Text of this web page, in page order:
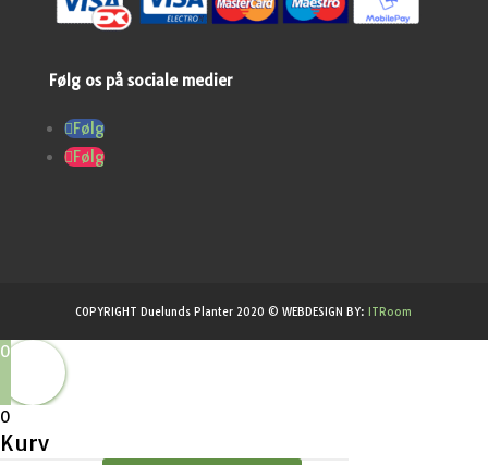
Følg os på sociale medier
Følg
Følg
COPYRIGHT Duelunds Planter 2020 © WEBDESIGN BY: ITRoom
0
0
Kurv